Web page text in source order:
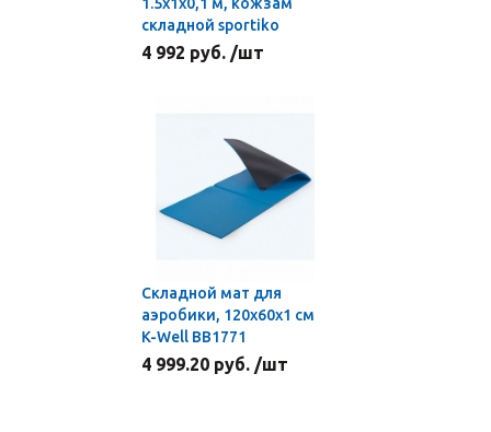
складной sportiko
4 992 руб. /шт
Складной мат для
аэробики, 120х60х1 см
K-Well BB1771
4 999.20 руб. /шт